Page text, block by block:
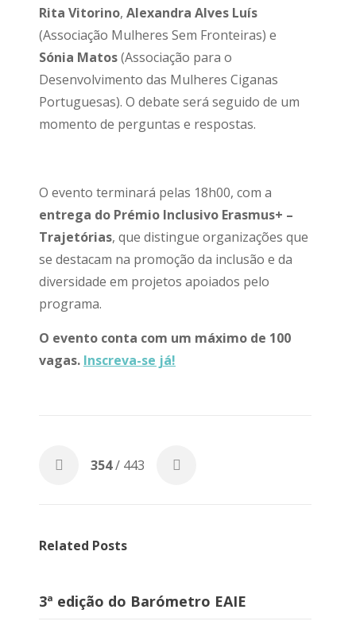
Rita Vitorino, Alexandra Alves Luís
(Associação Mulheres Sem Fronteiras) e
Sónia Matos(Associação para o
Desenvolvimento das Mulheres Ciganas
Portuguesas). O debate será seguido de um
momento de perguntas e respostas.
O evento terminará pelas 18h00, com a
entrega do Prémio Inclusivo Erasmus+ –
Trajetórias, que distingue organizações que
se destacam na promoção da inclusão e da
diversidade em projetos apoiados pelo
programa.
O evento conta com um máximo de 100
vagas. Inscreva-se já!
354/ 443
Related Posts
3ª edição do Barómetro EAIE